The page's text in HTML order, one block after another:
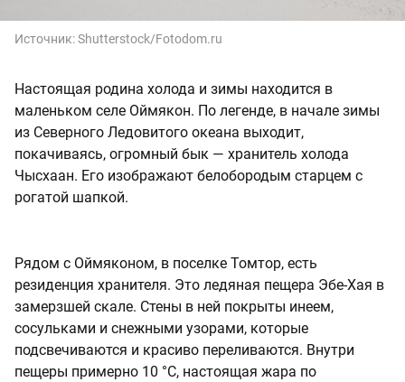
Источник:Shutterstock/Fotodom.ru
Настоящая родина холода и зимы находится в
маленьком селе Оймякон. По легенде, в начале зимы
из Северного Ледовитого океана выходит,
покачиваясь, огромный бык — хранитель холода
Чысхаан. Его изображают белобородым старцем с
рогатой шапкой.
Рядом с Оймяконом, в поселке Томтор, есть
резиденция хранителя. Это ледяная пещера Эбе-Хая в
замерзшей скале. Стены в ней покрыты инеем,
сосульками и снежными узорами, которые
подсвечиваются и красиво переливаются. Внутри
пещеры примерно 10 °С, настоящая жара по